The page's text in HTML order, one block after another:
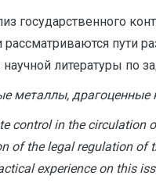
государственного
пути
литературы по
металлы, драгоценные
control in the circulation
of the legal regulation
experience on this